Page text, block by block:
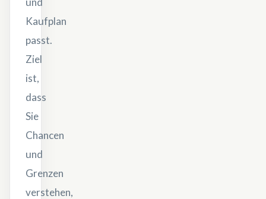
Kaufplan
passt.
Ziel
ist,
dass
Sie
Chancen
und
Grenzen
verstehen,